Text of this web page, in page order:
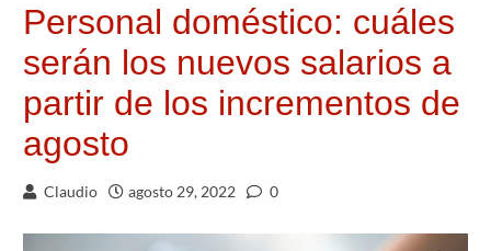
Personal doméstico: cuáles
serán los nuevos salarios a
partir de los incrementos de
agosto
Claudio agosto 29, 2022 0